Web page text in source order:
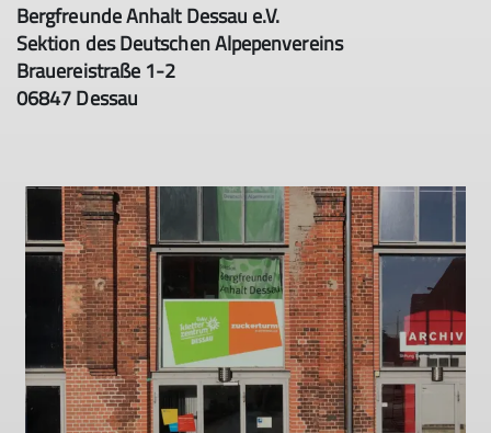
Bergfreunde Anhalt Dessau e.V.
Sektion des Deutschen Alpepenvereins
Brauereistraße 1-2
06847 Dessau